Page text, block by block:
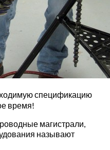
спецификацию
время!
магистрали,
называют